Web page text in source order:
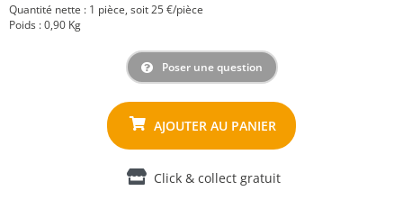
Quantité nette : 1 pièce, soit 25 €/pièce
Poids : 0,90 Kg
Poser une question
Click & collect gratuit